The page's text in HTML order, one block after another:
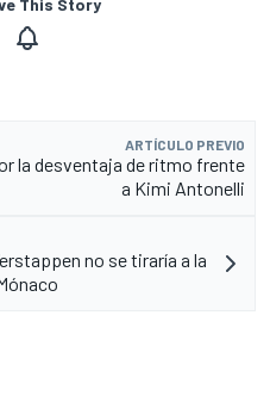
This Story
ARTÍCULO PREVIO
la desventaja de ritmo frente
a Kimi Antonelli
no se tiraría a la